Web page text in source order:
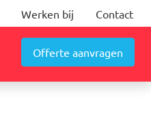
Werken bij Contact
Offerte aanvragen